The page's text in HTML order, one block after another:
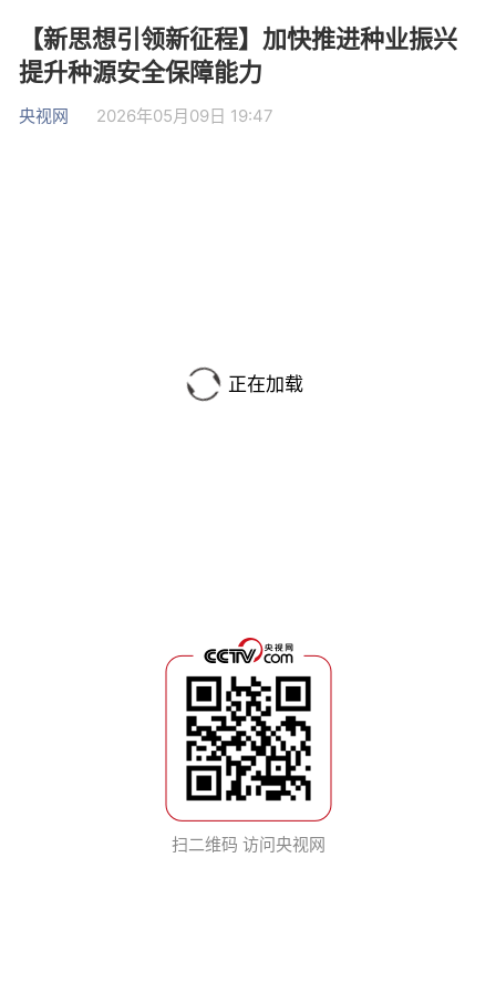
【新思想引领新征程】加快推进种业振兴
提升种源安全保障能力
央视网 2026年05月09日 19:47
正在加载
扫二维码 访问央视网